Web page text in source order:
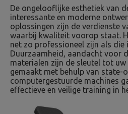
De ongelooflijke esthetiek van
interessante en moderne
oplossingen zijn de verdienste
waarbij kwaliteit voorop staat.
net zo professioneel zijn als die
Duurzaamheid, aandacht voor
materialen zijn de sleutel tot uw
gemaakt met behulp van state-
computergestuurde machines
effectieve en veilige training in